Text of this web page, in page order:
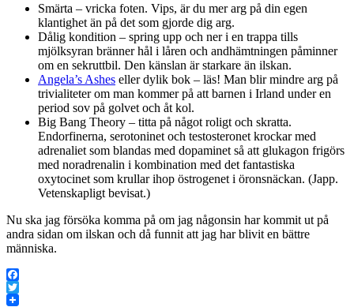
Smärta – vricka foten. Vips, är du mer arg på din egen
klantighet än på det som gjorde dig arg.
Dålig kondition – spring upp och ner i en trappa tills
mjölksyran bränner hål i låren och andhämtningen påminner
om en sekruttbil. Den känslan är starkare än ilskan.
Angela’s Ashes eller dylik bok – läs! Man blir mindre arg på
trivialiteter om man kommer på att barnen i Irland under en
period sov på golvet och åt kol.
Big Bang Theory – titta på något roligt och skratta.
Endorfinerna, serotoninet och testosteronet krockar med
adrenaliet som blandas med dopaminet så att glukagon frigörs
med noradrenalin i kombination med det fantastiska
oxytocinet som krullar ihop östrogenet i öronsnäckan. (Japp.
Vetenskapligt bevisat.)
Nu ska jag försöka komma på om jag någonsin har kommit ut på
andra sidan om ilskan och då funnit att jag har blivit en bättre
människa.
Facebook
Twitter